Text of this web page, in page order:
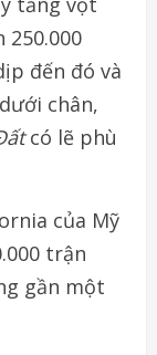
đến đó và
chân,
có lẽ phù
của Mỹ
trận
gần một